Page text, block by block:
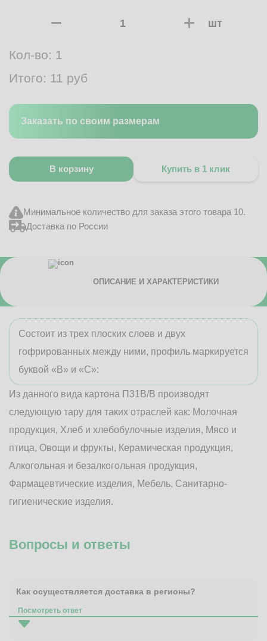
шт
Кол-во: 1
Итого: 11 руб
Заказать по своим размерам
В корзину Купить в 1 клик
Минимальное количество для заказа этого товара 10.
Доставка по России
ОПИСАНИЕ И ХАРАКТЕРИСТИКИ
Состоит из трех плоских слоев и двух
гофрированных между ними, профиль маркируется
буквой «В» и «С»:
Из данного вида картона П31В/B производят
следующую тару для таких отраслей как: Молочная
продукция, Хлеб и хлебобулочные изделия, Мясо и
птица, Овощи и фрукты, Керамическая продукция,
Алкогольная и безалкогольная продукция,
Фармацевтические изделия, Мебель, Санитарно-
гигиенические изделия.
Вопросы и ответы
Как осуществляется доставка в регионы?
Посмотреть ответ